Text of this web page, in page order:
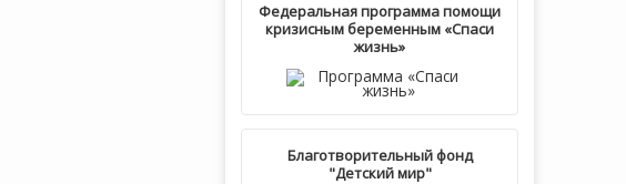
Федеральная программа помощи
кризисным беременным «Спаси
жизнь»
Благотворительный фонд
"Детский мир"